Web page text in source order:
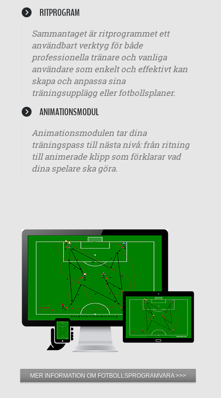
RITPROGRAM
Sammantaget är ritprogrammet ett
användbart verktyg för både
professionella tränare och vanliga
användare som enkelt och effektivt kan
skapa och anpassa sina
träningsupplägg eller fotbollsplaner.
ANIMATIONSMODUL
Animationsmodulen tar dina
träningspass till nästa nivå: från ritning
till animerade klipp som förklarar vad
dina spelare ska göra.
MER INFORMATION OM FOTBOLLSPROGRAMVARA >>>